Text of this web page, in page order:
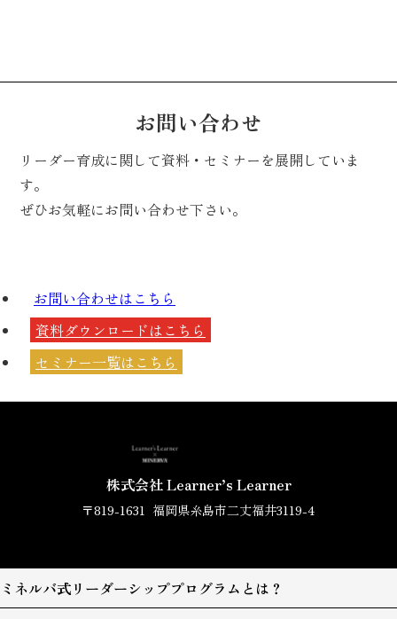
お問い合わせ
リーダー育成に関して資料・セミナーを展開していま
す。
ぜひお気軽にお問い合わせ下さい。
お問い合わせはこちら
資料ダウンロードはこちら
セミナー一覧はこちら
株式会社 Learner’s Learner
〒819-1631 福岡県糸島市二丈福井3119-4
ミネルバ式リーダーシッププログラムとは？